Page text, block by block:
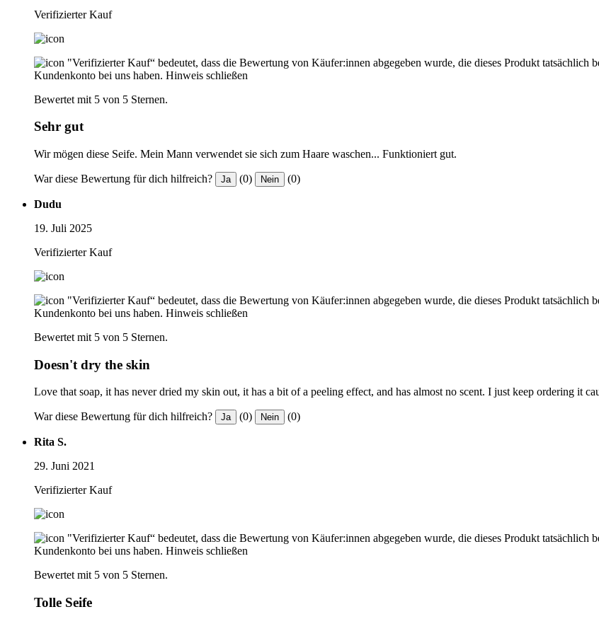
Verifizierter Kauf
"Verifizierter Kauf“ bedeutet, dass die Bewertung von Käufer:innen abgegeben wurde, die dieses Produkt tatsächlich
Kundenkonto bei uns haben. Hinweis schließen
Bewertet mit 5 von 5 Sternen.
Sehr gut
Wir mögen diese Seife. Mein Mann verwendet sie sich zum Haare waschen... Funktioniert gut.
War diese Bewertung für dich hilfreich? Ja (0) Nein (0)
Dudu
19. Juli 2025
Verifizierter Kauf
"Verifizierter Kauf“ bedeutet, dass die Bewertung von Käufer:innen abgegeben wurde, die dieses Produkt tatsächlich
Kundenkonto bei uns haben. Hinweis schließen
Bewertet mit 5 von 5 Sternen.
Doesn't dry the skin
Love that soap, it has never dried my skin out, it has a bit of a peeling effect, and has almost no scent. I just keep ordering it
War diese Bewertung für dich hilfreich? Ja (0) Nein (0)
Rita S.
29. Juni 2021
Verifizierter Kauf
"Verifizierter Kauf“ bedeutet, dass die Bewertung von Käufer:innen abgegeben wurde, die dieses Produkt tatsächlich
Kundenkonto bei uns haben. Hinweis schließen
Bewertet mit 5 von 5 Sternen.
Tolle Seife